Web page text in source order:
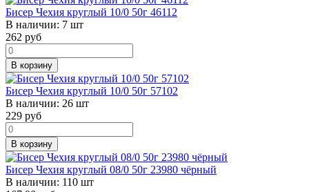
Бисер Чехия круглый 10/0 50г 46112
В наличии: 7 шт
262 руб
В корзину
Бисер Чехия круглый 10/0 50г 57102
В наличии: 26 шт
229 руб
В корзину
Бисер Чехия круглый 08/0 50г 23980 чёрный
В наличии: 110 шт